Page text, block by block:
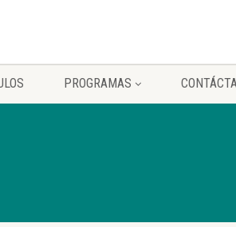
PROGRAMAS